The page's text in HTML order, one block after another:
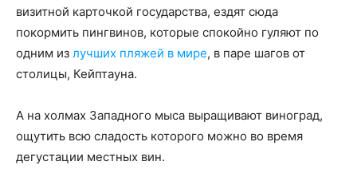
визитной карточкой государства, ездят сюда
покормить пингвинов, которые спокойно гуляют по
одним из лучших пляжей в мире, в паре шагов от
столицы, Кейптауна.
А на холмах Западного мыса выращивают виноград,
ощутить всю сладость которого можно во время
дегустации местных вин.